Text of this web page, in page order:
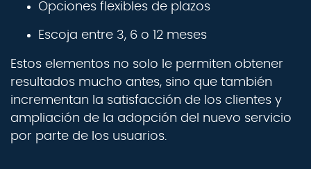
Opciones flexibles de plazos
Escoja entre 3, 6 o 12 meses
Estos elementos no solo le permiten obtener
resultados mucho antes, sino que también
incrementan la satisfacción de los clientes y
ampliación de la adopción del nuevo servicio
por parte de los usuarios.